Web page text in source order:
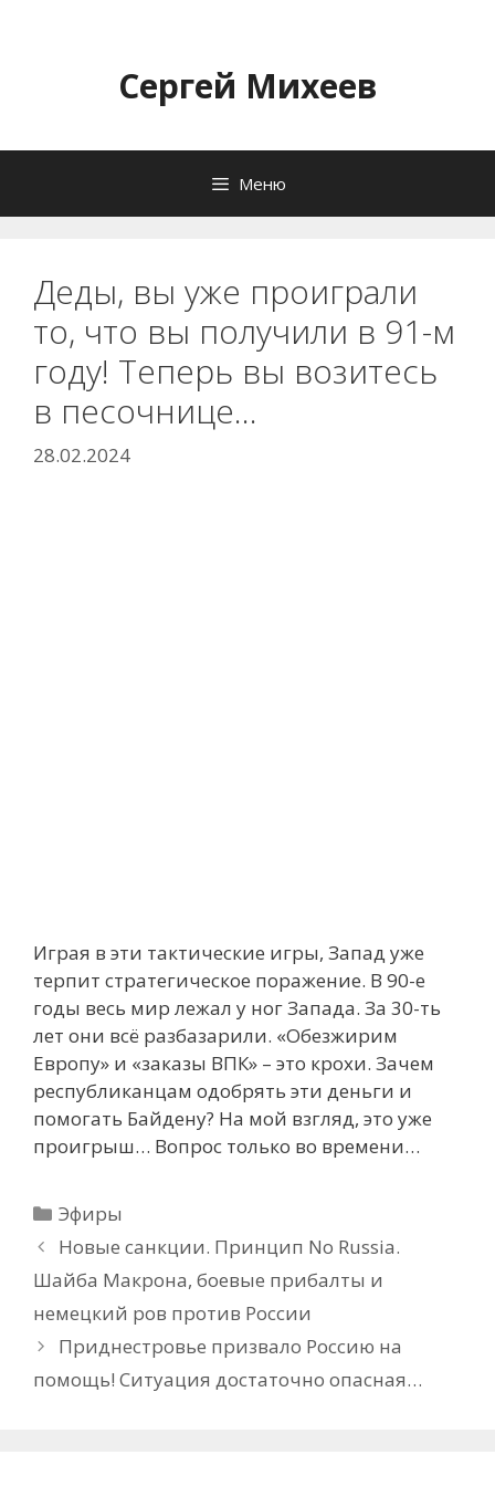
содержимомуСергей Михеев
Меню
Деды, вы уже проиграли
то, что вы получили в 91-м
году! Теперь вы возитесь
в песочнице…
28.02.2024
Играя в эти тактические игры, Запад уже
терпит стратегическое поражение. В 90-е
годы весь мир лежал у ног Запада. За 30-ть
лет они всё разбазарили. «Обезжирим
Европу» и «заказы ВПК» – это крохи. Зачем
республиканцам одобрять эти деньги и
помогать Байдену? На мой взгляд, это уже
проигрыш… Вопрос только во времени…
Рубрики
Эфиры
Новые санкции. Принцип No Russia.
Шайба Макрона, боевые прибалты и
немецкий ров против России
Приднестровье призвало Россию на
помощь! Ситуация достаточно опасная…